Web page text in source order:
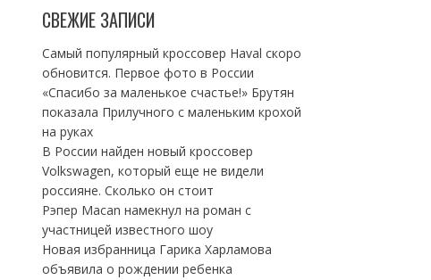
СВЕЖИЕ ЗАПИСИ
Самый популярный кроссовер Haval скоро
обновится. Первое фото в России
«Спасибо за маленькое счастье!» Брутян
показала Прилучного с маленьким крохой
на руках
В России найден новый кроссовер
Volkswagen, который еще не видели
россияне. Сколько он стоит
Рэпер Macan намекнул на роман с
участницей известного шоу
Новая избранница Гарика Харламова
объявила о рождении ребенка